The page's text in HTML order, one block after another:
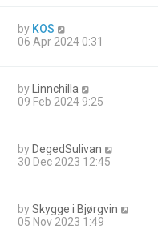
by KOS
06 Apr 2024 0:31
by
Linnchilla
09 Feb 2024 9:25
by DegedSulivan
30 Dec 2023 12:45
bySkygge i Bjørgvin
05 Nov 2023 1:49